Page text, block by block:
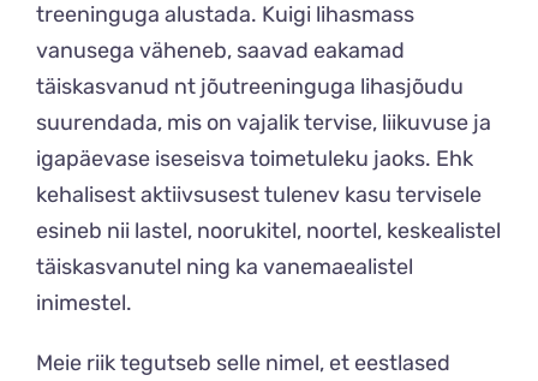
treeninguga alustada. Kuigi lihasmass
vanusega väheneb, saavad eakamad
täiskasvanud nt jõutreeninguga lihasjõudu
suurendada, mis on vajalik tervise, liikuvuse ja
igapäevase iseseisva toimetuleku jaoks. Ehk
kehalisest aktiivsusest tulenev kasu tervisele
esineb nii lastel, noorukitel, noortel, keskealistel
täiskasvanutel ning ka vanemaealistel
inimestel.
Meie riik tegutseb selle nimel, et eestlased